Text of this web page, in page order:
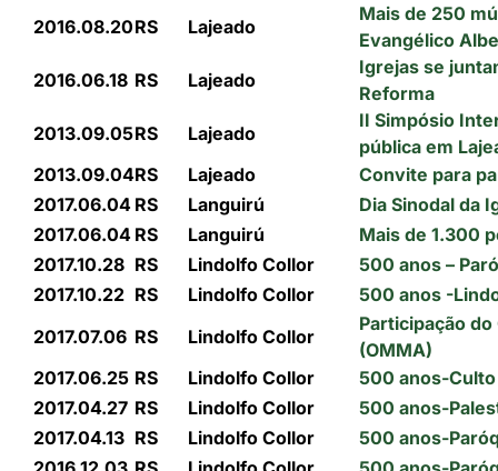
2016.08.20RS Lajeado
Mais de 250
Evangélico
2016.06.18 RS Lajeado
Igrejas se
Reforma
2013.09.05RS Lajeado
II Simpósio
pública em
2013.09.04RS Lajeado
Convite para
2017.06.04 RS Languirú
Dia Sinodal da
2017.06.04 RS Languirú
Mais de 1.300
2017.10.28 RS Lindolfo Collor
500 anos –
2017.10.22 RS Lindolfo Collor
500 anos -
2017.07.06 RS Lindolfo Collor
Participação
(OMMA)
2017.06.25 RS Lindolfo Collor
500 anos-Culto
2017.04.27 RS Lindolfo Collor
500 anos-
2017.04.13 RS Lindolfo Collor
500 anos-